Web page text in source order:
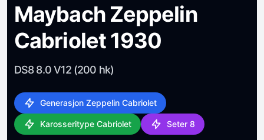
Maybach Zeppelin
Cabriolet 1930
DS8 8.0 V12 (200 hk)
Generasjon Zeppelin Cabriolet
Karosseritype Cabriolet Seter 8